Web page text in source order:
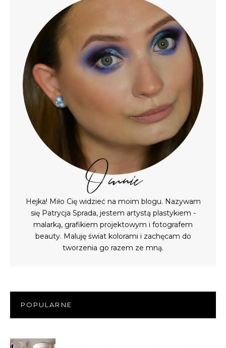
O mnie
Hejka! Miło Cię widzieć na moim blogu. Nazywam
się Patrycja Sprada, jestem artystą plastykiem -
malarką, grafikiem projektowym i fotografem
beauty. Maluję świat kolorami i zachęcam do
tworzenia go razem ze mną.
POPULARNE